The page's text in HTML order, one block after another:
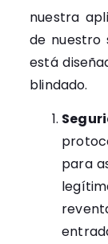
nuestra
de nuestro
está
blindado.
para